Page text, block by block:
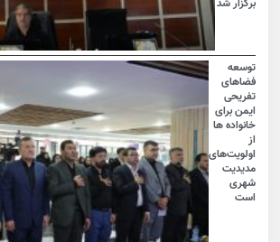
برگزار شد
توسعه
فضاهای
تفریحی
ایمن برای
خانواده ها
اولویت‌های
مدیدیت
شهری
است